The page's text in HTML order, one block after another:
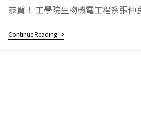
恭賀！ 工學院生物機電工程系張仲
Continue Reading